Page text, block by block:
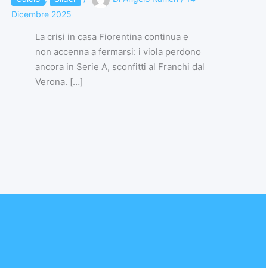
Dicembre 2025
La crisi in casa Fiorentina continua e
non accenna a fermarsi: i viola perdono
ancora in Serie A, sconfitti al Franchi dal
Verona. […]